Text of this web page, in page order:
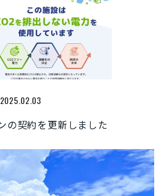
2025.02.03
の契約を更新しました